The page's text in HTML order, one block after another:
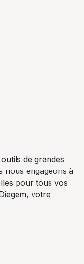
de grandes
nous engageons à
pour tous vos
votre